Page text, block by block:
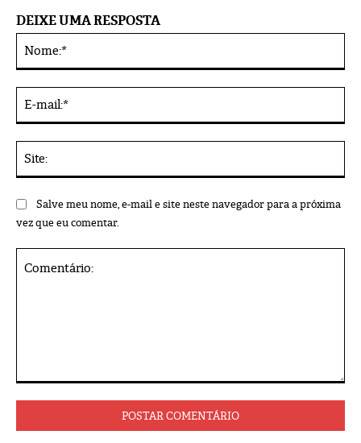
DEIXE UMA RESPOSTA
Salve meu nome, e-mail e site neste navegador para a próxima
vez que eu comentar.